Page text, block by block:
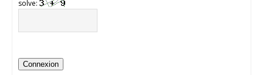
solve:
Connexion